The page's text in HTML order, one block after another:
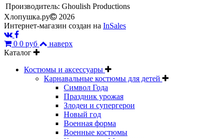
Производитель: Ghoulish Productions
Хлопушка.ру
2026
Интернет-магазин создан на InSales
0 0 руб
наверх
Каталог
Костюмы и аксессуары
Карнавальные костюмы для детей
Символ Года
Праздник урожая
Злодеи и супергерои
Новый год
Военная форма
Военные костюмы